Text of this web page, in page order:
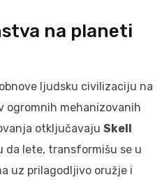
na planeti
ljudsku civilizaciju na
ogromnih mehanizovanih
otključavaju Skell
da lete, transformišu se u
uz prilagodljivo oružje i